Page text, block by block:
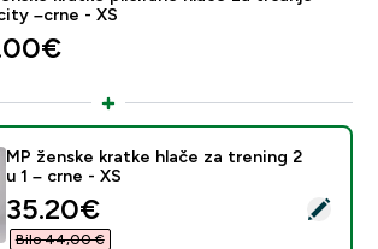
–crne - XS
proizvod - MP ženske kratke hlače za
MP ženske kratke hlače za trening 2
u 1 – crne - XS
discounted price
35.20€‎
Bilo 44,00 €‎